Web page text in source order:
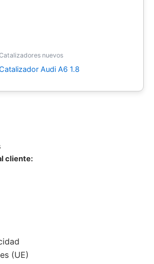
nuevos
Audi A6 1.8
cliente:
(UE)